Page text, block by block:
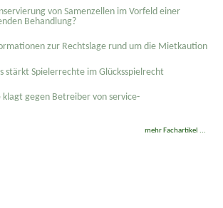
von Samenzellen im Vorfeld einer
Behandlung?
zur Rechtslage rund um die Mietkaution
stärkt Spielerrechte im Glücksspielrecht
gegen Betreiber von service-
mehr Fachartikel ...